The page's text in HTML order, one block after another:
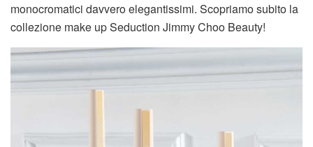
monocromatici davvero elegantissimi. Scopriamo subito la
collezione make up Seduction Jimmy Choo Beauty!